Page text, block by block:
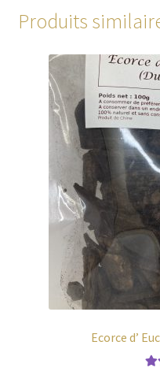
Produits
Ecorce d’